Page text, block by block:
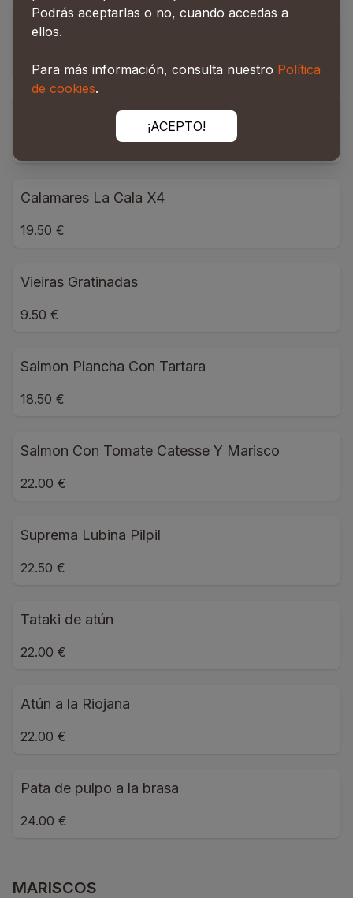
Bacalao Gratinado
28.00 €
Calamares La Cala
Calamares La Cala X4
19.50 €
Vieiras Gratinadas
9.50 €
Salmon Plancha Con Tartara
18.50 €
Salmon Con Tomate Catesse Y Marisco
22.00 €
Suprema Lubina Pilpil
22.50 €
Tataki de atún
22.00 €
Atún a la Riojana
22.00 €
Pata de pulpo a la brasa
24.00 €
MARISCOS
Podrás aceptarlas o no, cuando accedas a
ellos.
Para más información, consulta nuestro Política
de cookies.
¡ACEPTO!